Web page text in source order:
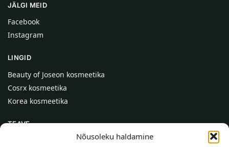
Nõusoleku haldamine
JÄLGI MEID
Facebook
Instagram
LINGID
Beauty of Joseon kosmeetika
Cosrx kosmeetika
Korea kosmeetika
TEAVE